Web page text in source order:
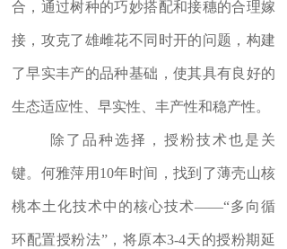
合，通过树种的巧妙搭配和接穗的合理嫁
接，攻克了雄雌花不同时开的问题，构建
了早实丰产的品种基础，使其具有良好的
生态适应性、早实性、丰产性和稳产性。
除了品种选择，授粉技术也是关
键。何雅萍用 10年时间，找到了薄壳山核
桃本土化技术中的核心技术——“多向循
环配置授粉法”，将原本3-4天的授粉期延